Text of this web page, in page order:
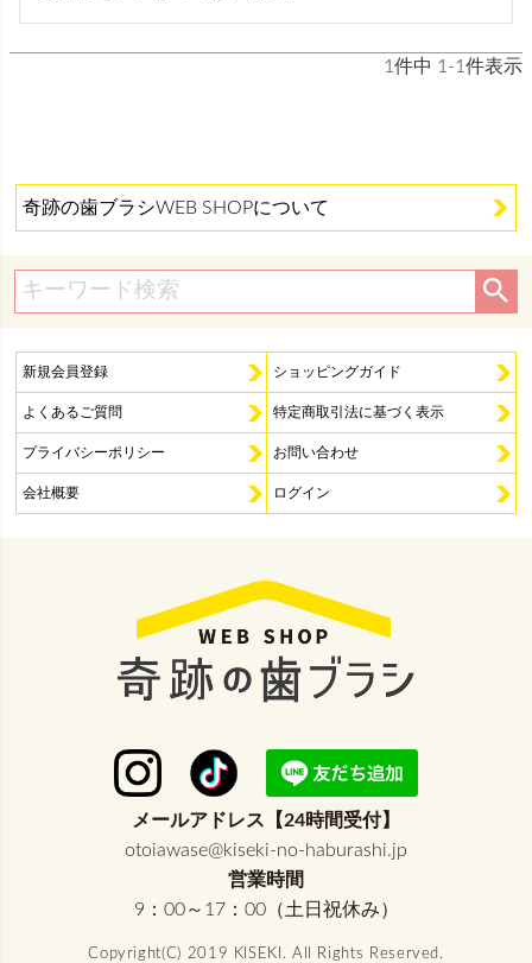
1 件中 1 -1 件表示
奇跡の歯ブラシWEB SHOPについて
新規会員登録 ショッピングガイド
よくあるご質問 特定商取引法に基づく表示
プライバシーポリシー お問い合わせ
会社概要 ログイン
メールアドレス【24時間受付】
otoiawase@kiseki-no-haburashi.jp
営業時間
9：00～17：00（土日祝休み）
Copyright(C) 2019 KISEKI. All Rights Reserved.